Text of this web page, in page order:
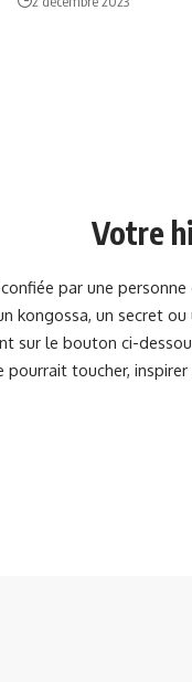
Votre
par une
kongossa, un secret
sur le bouton ci-
toucher,